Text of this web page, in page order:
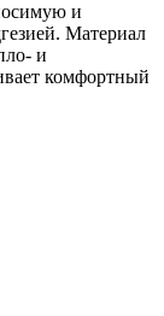
и
Материал
и
комфортный